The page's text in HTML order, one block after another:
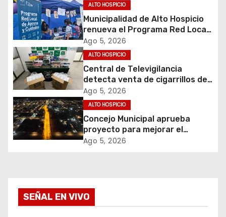
c
i
ó
n
d
e
e
r
ALTO HOSPICIO
Municipalidad de Alto Hospicio
renueva el Programa Red Local
de Apoyos y Cuidados
Ago 5, 2026
ALTO HOSPICIO
Central de Televigilancia
detecta venta de cigarrillos de
contrabando y permite
incautación de más de 3 mil
cajetillas
Ago 5, 2026
ALTO HOSPICIO
Concejo Municipal aprueba
proyecto para mejorar el
alumbrado público del sector El
Ago 5, 2026
SEÑAL EN VIVO